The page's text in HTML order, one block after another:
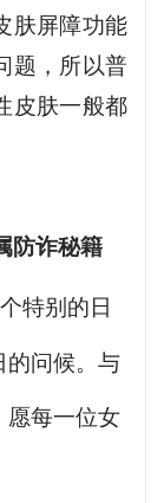
肤屏障功能
题，所以普
皮肤一般都
防诈秘籍
特别的日
的问候。与
愿每一位女